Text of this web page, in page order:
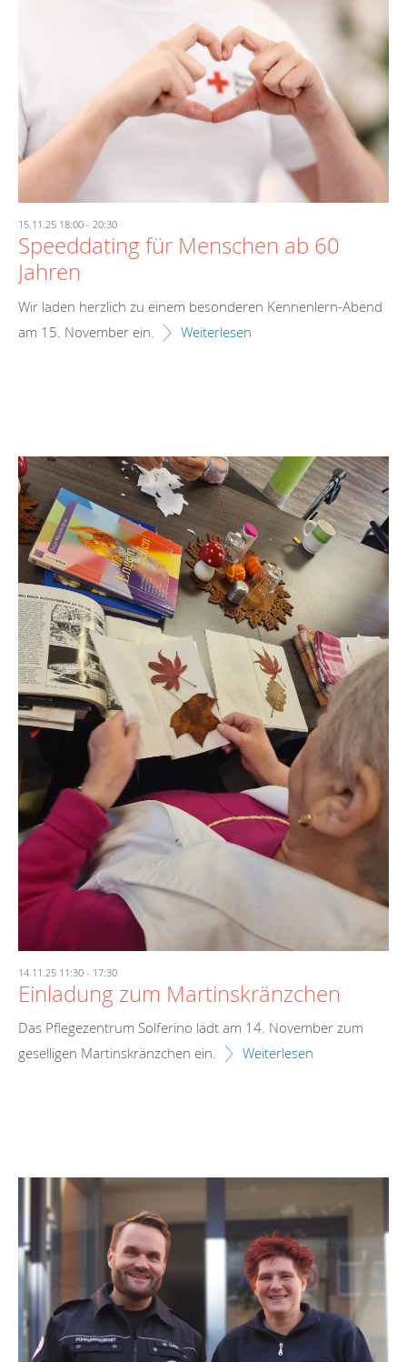
15.11.25 18:00 - 20:30
Speeddating für Menschen ab 60
Jahren
Wir laden herzlich zu einem besonderen Kennenlern-Abend
am 15. November ein.
Weiterlesen
14.11.25 11:30 - 17:30
Einladung zum Martinskränzchen
Das Pflegezentrum Solferino lädt am 14. November zum
geselligen Martinskränzchen ein.
Weiterlesen